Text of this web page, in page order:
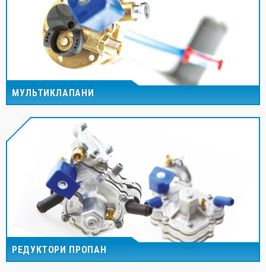
МУЛЬТИКЛАПАНИ
РЕДУКТОРИ ПРОПАН